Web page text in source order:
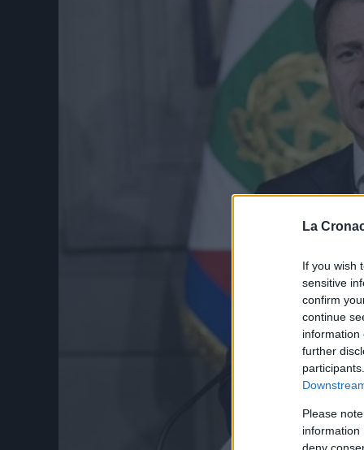
La
If you wish
sensitive
confirm
continue
information
further
Please
information